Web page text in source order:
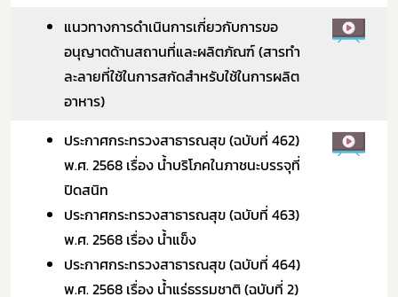
แนวทางการดำเนินการเกี่ยวกับการขอ
อนุญาตด้านสถานที่และผลิตภัณฑ์ (สารทำ
ละลายที่ใช้ในการสกัดสำหรับใช้ในการผลิต
อาหาร)
ประกาศกระทรวงสาธารณสุข (ฉบับที่ 462)
พ.ศ. 2568 เรื่อง น้ำบริโภคในภาชนะบรรจุที่
ปิดสนิท
ประกาศกระทรวงสาธารณสุข (ฉบับที่ 463)
พ.ศ. 2568 เรื่อง น้ำแข็ง
ประกาศกระทรวงสาธารณสุข (ฉบับที่ 464)
พ.ศ. 2568 เรื่อง น้ำแร่ธรรมชาติ (ฉบับที่ 2)